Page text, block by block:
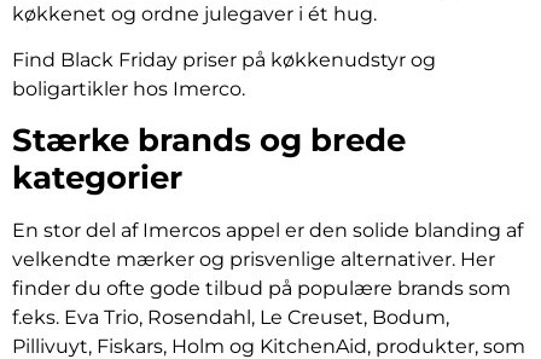
køkkenet og ordne julegaver i ét hug.
Find Black Friday priser på køkkenudstyr og
boligartikler hos Imerco.
Stærke brands og brede
kategorier
En stor del af Imercos appel er den solide blanding af
velkendte mærker og prisvenlige alternativer. Her
finder du ofte gode tilbud på populære brands som
f.eks. Eva Trio, Rosendahl, Le Creuset, Bodum,
Pillivuyt, Fiskars, Holm og KitchenAid, produkter, som